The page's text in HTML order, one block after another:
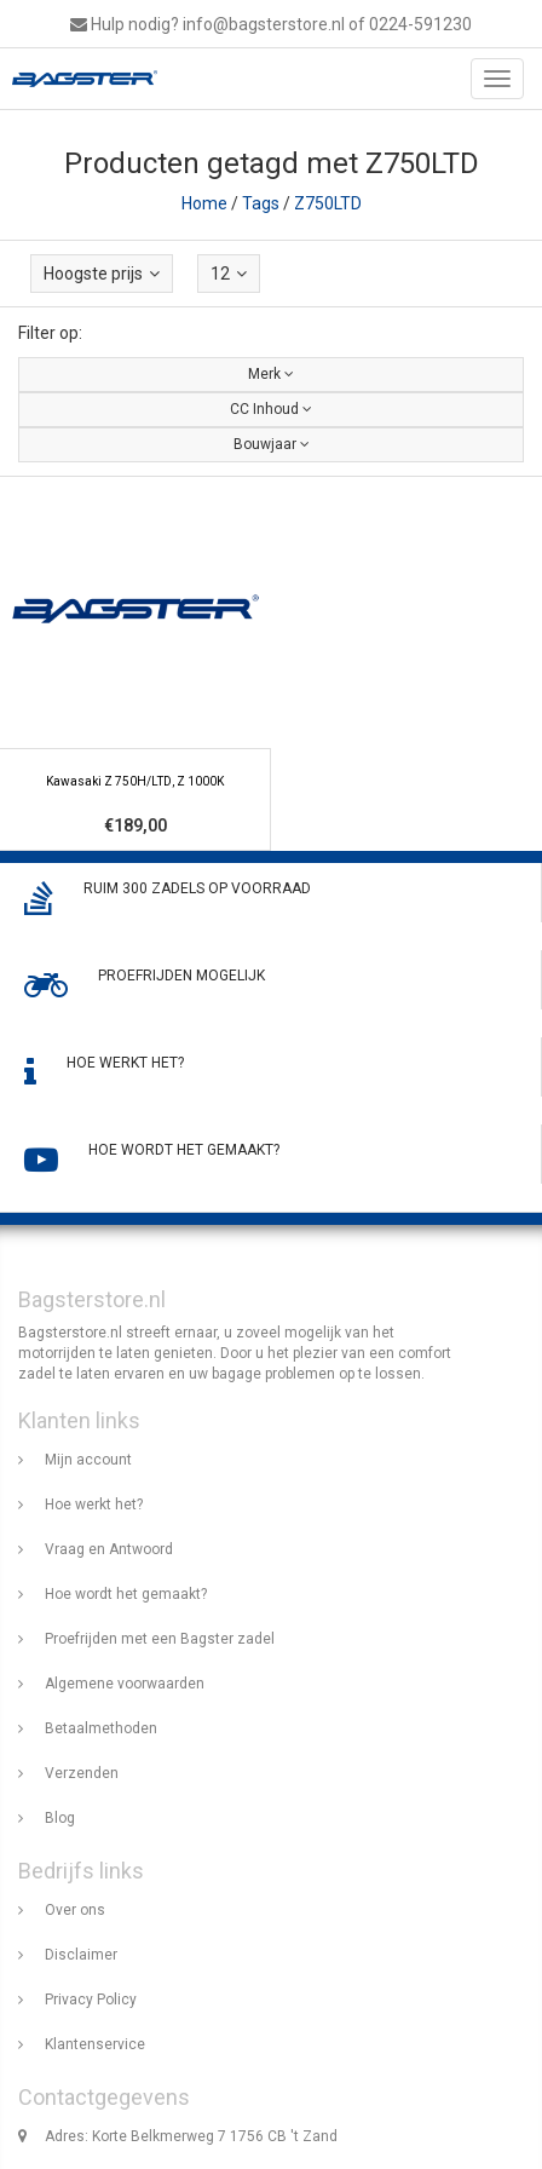
Hulp nodig? info@bagsterstore.nl of 0224-591230
Producten getagd met Z750LTD
Home /Tags / Z750LTD
Hoogste prijs 12
Filter op:
Merk
CC Inhoud
Bouwjaar
Kawasaki Z 750H/LTD, Z 1000K
€189,00
RUIM 300 ZADELS OP VOORRAAD
PROEFRIJDEN MOGELIJK
HOE WERKT HET?
HOE WORDT HET GEMAAKT?
Bagsterstore.nl
Bagsterstore.nl streeft ernaar, u zoveel mogelijk van het
motorrijden te laten genieten. Door u het plezier van een comfort
zadel te laten ervaren en uw bagage problemen op te lossen.
Klanten links
Mijn account
Hoe werkt het?
Vraag en Antwoord
Hoe wordt het gemaakt?
Proefrijden met een Bagster zadel
Algemene voorwaarden
Betaalmethoden
Verzenden
Blog
Bedrijfs links
Over ons
Disclaimer
Privacy Policy
Klantenservice
Contactgegevens
Adres: Korte Belkmerweg 7 1756 CB 't Zand